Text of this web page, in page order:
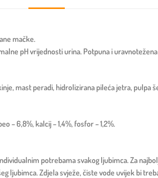
mačke.
pH vrijednosti urina. Potpuna i
mast peradi, hidrolizirana pileća jetra, pulpa
– 6,8%, kalcij – 1,4%, fosfor – 1,2%.
potrebama svakog ljubimca. Za
ljubimca. Zdjela svježe, čiste vode uvijek bi